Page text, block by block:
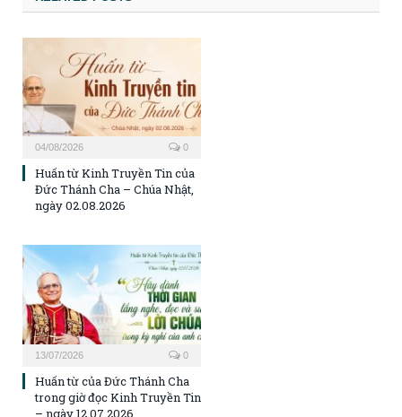
04/08/2026 0
Huấn từ Kinh Truyền Tin của
Đức Thánh Cha – Chúa Nhật,
ngày 02.08.2026
13/07/2026 0
Huấn từ của Đức Thánh Cha
trong giờ đọc Kinh Truyền Tin
– ngày 12.07.2026